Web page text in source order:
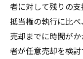
者に対して残りの
抵当権の執行に比べ
売却までに時間が
者が任意売却を検